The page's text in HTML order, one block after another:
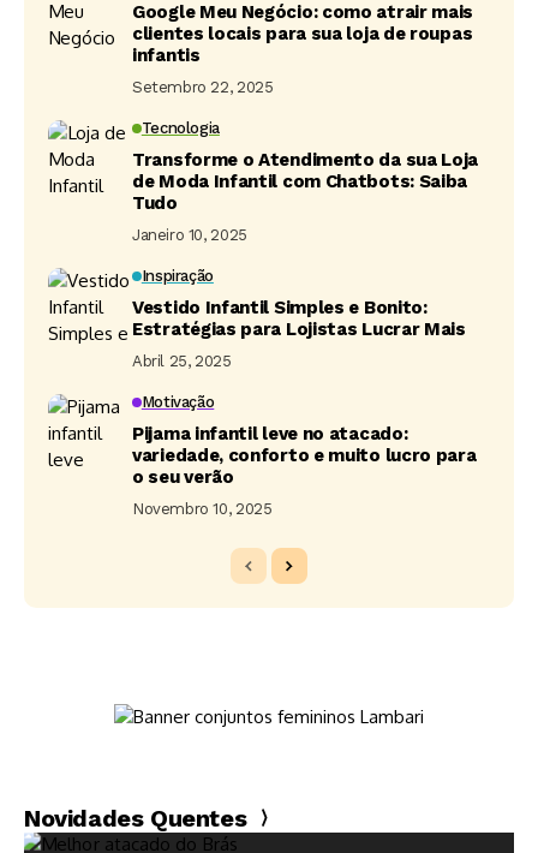
Google Meu Negócio: como atrair mais
clientes locais para sua loja de roupas
infantis
Setembro 22, 2025
Tecnologia
Transforme o Atendimento da sua Loja
de Moda Infantil com Chatbots: Saiba
Tudo
Janeiro 10, 2025
Inspiração
Vestido Infantil Simples e Bonito:
Estratégias para Lojistas Lucrar Mais
Abril 25, 2025
Motivação
Pijama infantil leve no atacado:
variedade, conforto e muito lucro para
o seu verão
Novembro 10, 2025
Novidades Quentes